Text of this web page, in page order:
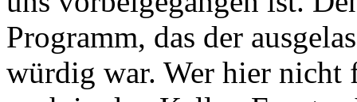
Programm, das der
würdig war. Wer hier nicht